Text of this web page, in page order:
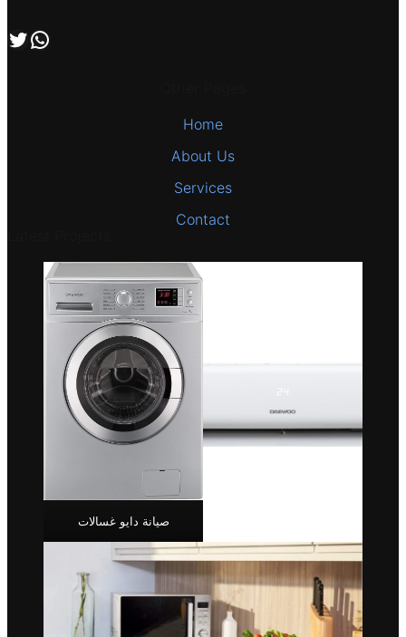
تابعنا علي صفحة التويتر اتصل بنا علي طريق الوتساب
Home
About Us
Services
Contact
صيانة دايو غسالات